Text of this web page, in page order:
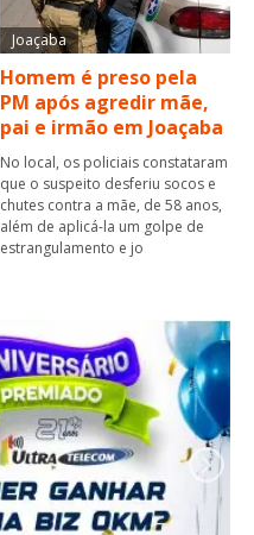
Joaçaba
Homem é preso pela
PM após agredir mãe,
pai e irmão em Joaçaba
No local, os policiais constataram
que o suspeito desferiu socos e
chutes contra a mãe, de 58 anos,
além de aplicá-la um golpe de
estrangulamento e jo